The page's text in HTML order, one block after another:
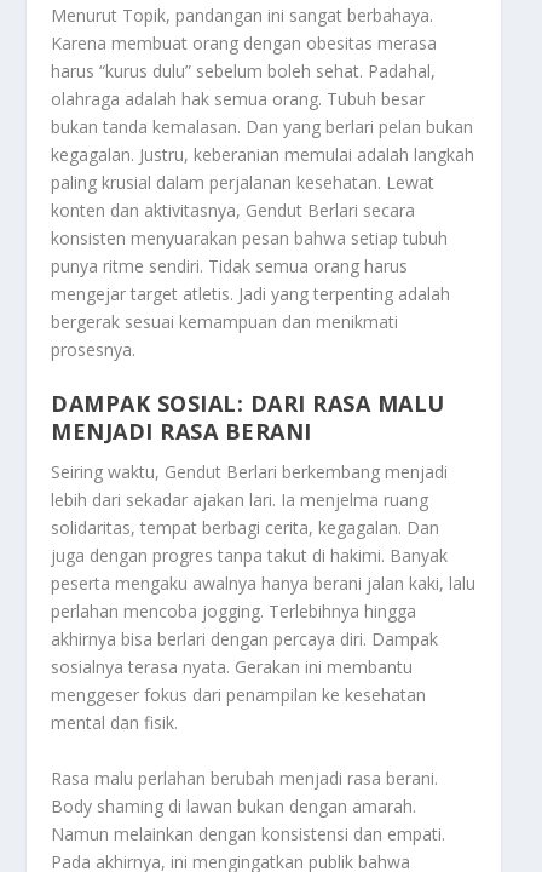
Menurut Topik, pandangan ini sangat berbahaya.
Karena membuat orang dengan obesitas merasa
harus “kurus dulu” sebelum boleh sehat. Padahal,
olahraga adalah hak semua orang. Tubuh besar
bukan tanda kemalasan. Dan yang berlari pelan bukan
kegagalan. Justru, keberanian memulai adalah langkah
paling krusial dalam perjalanan kesehatan. Lewat
konten dan aktivitasnya, Gendut Berlari secara
konsisten menyuarakan pesan bahwa setiap tubuh
punya ritme sendiri. Tidak semua orang harus
mengejar target atletis. Jadi yang terpenting adalah
bergerak sesuai kemampuan dan menikmati
prosesnya.
DAMPAK SOSIAL: DARI RASA MALU
MENJADI RASA BERANI
Seiring waktu, Gendut Berlari berkembang menjadi
lebih dari sekadar ajakan lari. Ia menjelma ruang
solidaritas, tempat berbagi cerita, kegagalan. Dan
juga dengan progres tanpa takut di hakimi. Banyak
peserta mengaku awalnya hanya berani jalan kaki, lalu
perlahan mencoba jogging. Terlebihnya hingga
akhirnya bisa berlari dengan percaya diri. Dampak
sosialnya terasa nyata. Gerakan ini membantu
menggeser fokus dari penampilan ke kesehatan
mental dan fisik.
Rasa malu perlahan berubah menjadi rasa berani.
Body shaming di lawan bukan dengan amarah.
Namun melainkan dengan konsistensi dan empati.
Pada akhirnya, ini mengingatkan publik bahwa